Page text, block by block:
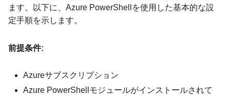
ます。以下に、Azure PowerShellを使用した基本的な設
定手順を示します。
前提条件:
Azureサブスクリプション
Azure PowerShellモジュールがインストールされて